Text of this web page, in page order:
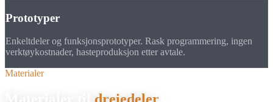
Prototyper
Enkeltdeler og funksjonsprototyper. Rask programmering, ingen
verktøykostnader, hasteproduksjon etter avtale.
Materialer